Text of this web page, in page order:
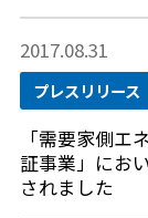
2017.08.31
プレスリリース
「需要家側エ
証事業」にお
されました